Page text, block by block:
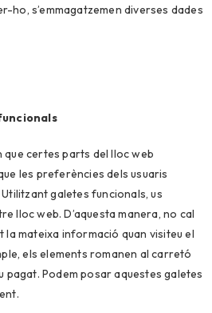
ho, s’emmagatzemen diverses dades
que certes parts del lloc web
les preferències dels usuaris
galetes funcionals, us
lloc web. D’aquesta manera, no cal
mateixa informació quan visiteu el
els elements romanen al carretó
pagat. Podem posar aquestes galetes